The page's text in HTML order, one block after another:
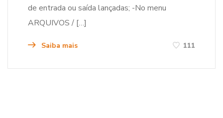
de entrada ou saída lançadas; -No menu
ARQUIVOS / […]
Saiba mais 111